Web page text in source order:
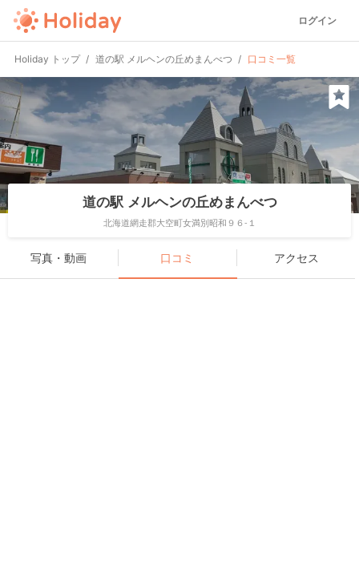
ログイン
Holiday トップ 道の駅 メルヘンの丘めまんべつ 口コミ一覧
道の駅 メルヘンの丘めまんべつ
北海道網走郡大空町女満別昭和９６-１
写真・動画 口コミ アクセス